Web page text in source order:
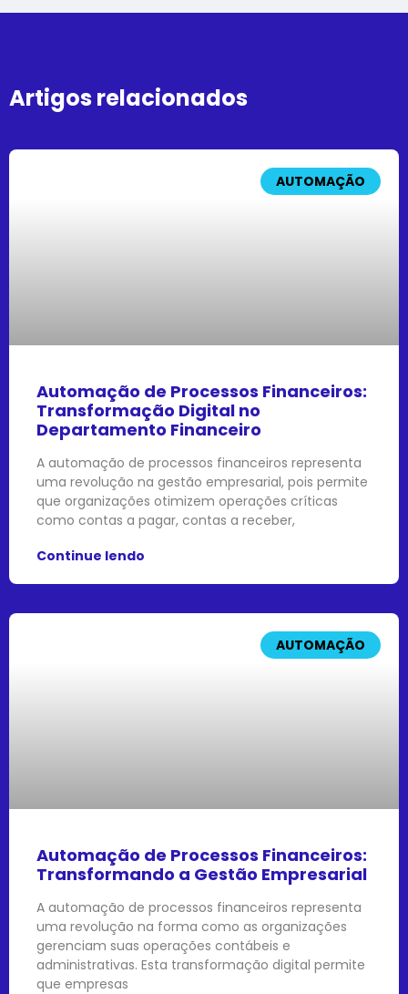
Artigos relacionados
AUTOMAÇÃO
Automação de Processos Financeiros:
Transformação Digital no
Departamento Financeiro
A automação de processos financeiros representa
uma revolução na gestão empresarial, pois permite
que organizações otimizem operações críticas
como contas a pagar, contas a receber,
Continue lendo
AUTOMAÇÃO
Automação de Processos Financeiros:
Transformando a Gestão Empresarial
A automação de processos financeiros representa
uma revolução na forma como as organizações
gerenciam suas operações contábeis e
administrativas. Esta transformação digital permite
que empresas